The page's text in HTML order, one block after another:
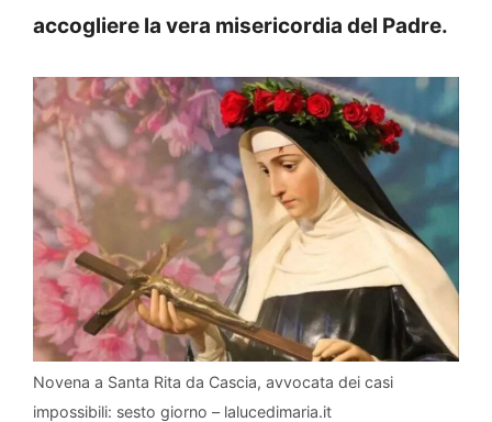
accogliere la vera misericordia del Padre.
Novena a Santa Rita da Cascia, avvocata dei casi
impossibili: sesto giorno – lalucedimaria.it